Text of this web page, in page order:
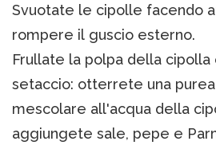
Svuotate le cipolle facendo
rompere il guscio esterno.
Frullate la polpa della cipolla
setaccio: otterrete una
mescolare all'acqua della
aggiungete sale, pepe e